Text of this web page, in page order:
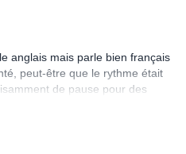
anglais mais parle bien français
peut-être que le rythme était
de pause pour des
recul je ne regrette rien, c'est